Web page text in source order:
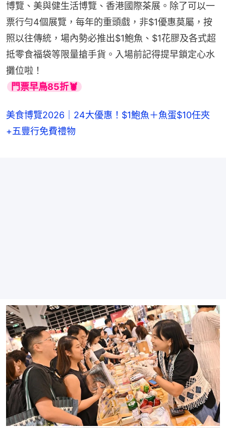
博覽、美與健生活博覽、香港國際茶展。除了可以一
票行勻4個展覽，每年的重頭戲，非$1優惠莫屬，按
照以往傳統，場內勢必推出$1鮑魚、$1花膠及各式超
抵零食福袋等限量搶手貨。入場前記得提早鎖定心水
攤位啦！
門票早鳥85折🦞
美食博覽2026｜24大優惠！$1鮑魚＋魚蛋$10任夾
+五豐行免費禮物